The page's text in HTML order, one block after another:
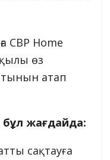
CBP Home
өз
атап
бұл жағдайда:
сақтауға